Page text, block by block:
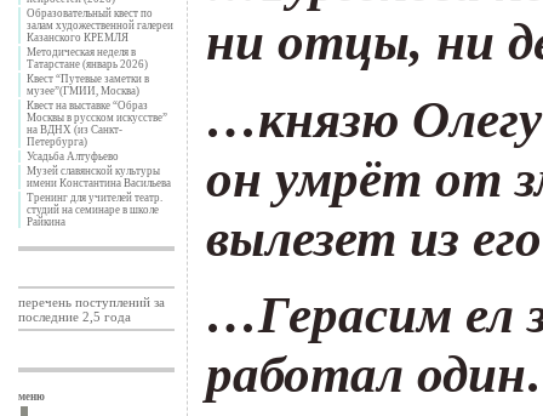
Образовательный квест по
залам художественной галереи
Казанского КРЕМЛЯ
Методическая неделя в
Татарстане (январь 2026)
Квест “Путевые заметки в
музее”(ГМИИ, Москва)
Квест на выставке “Образ
Москвы в русском искусстве”
на ВДНХ (из Санкт-
Петербурга)
Усадьба Алтуфьево
Музей славянской культуры
имени Константина Васильева
Тренинг для учителей театр.
студий на семинаре в школе
Райкина
перечень поступлений за
последние 2,5 года
меню
ни отцы, ни
…князю
он умрёт от
вылезет из
…Герасим ел
работал